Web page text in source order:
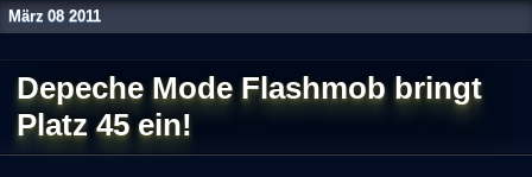
März 08 2011
Depeche Mode Flashmob bringt
Platz 45 ein!